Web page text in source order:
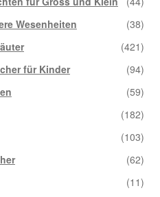
Wesenheiten
(38)
(421)
für Kinder
(94)
(59)
(182)
(103)
(62)
(11)